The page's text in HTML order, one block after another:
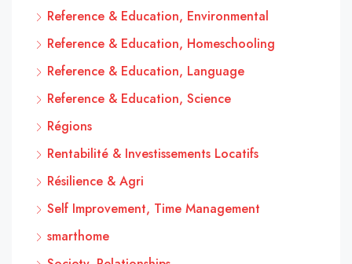
Reference & Education, Environmental
Reference & Education, Homeschooling
Reference & Education, Language
Reference & Education, Science
Régions
Rentabilité & Investissements Locatifs
Résilience & Agri
Self Improvement, Time Management
smarthome